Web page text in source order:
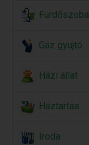
Fürdőszoba
Gáz gyujtó
Házi állat
Háztartás
Iroda